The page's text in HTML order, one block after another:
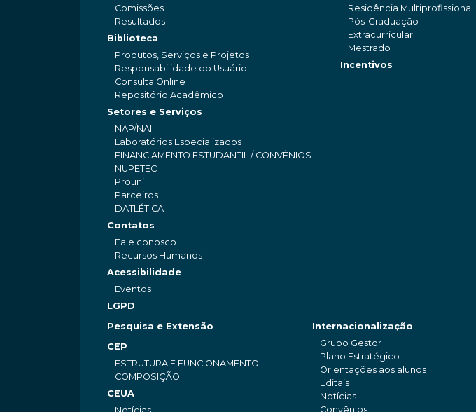
Comissões
Resultados
Biblioteca
Produtos, Serviços e Projetos
Responsabilidade do Usuário
Consulta Online
Repositório Acadêmico
Setores e Serviços
NAP/NAI
Laboratórios Especializados
FINANCIAMENTO ESTUDANTIL / CONVÊNIOS
NUPETEC
Prouni
Parceiros
DATLÉTICA
Contatos
Fale conosco
Recursos Humanos
Acessibilidade
Eventos
LGPD
Residência Multiprofissional
Pós-Graduação
Extracurricular
Mestrado
Incentivos
Pesquisa e Extensão
CEP
ESTRUTURA E FUNCIONAMENTO
COMPOSIÇÃO
CEUA
Internacionalização
Grupo Gestor
Plano Estratégico
Orientações aos alunos
Editais
Notícias
Convênios